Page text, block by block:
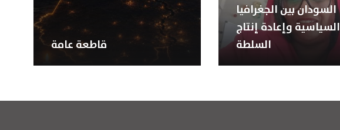
قاطعة عامة
السودان بين الجغرافيا
السياسية وإعادة إنتاج
السلطة